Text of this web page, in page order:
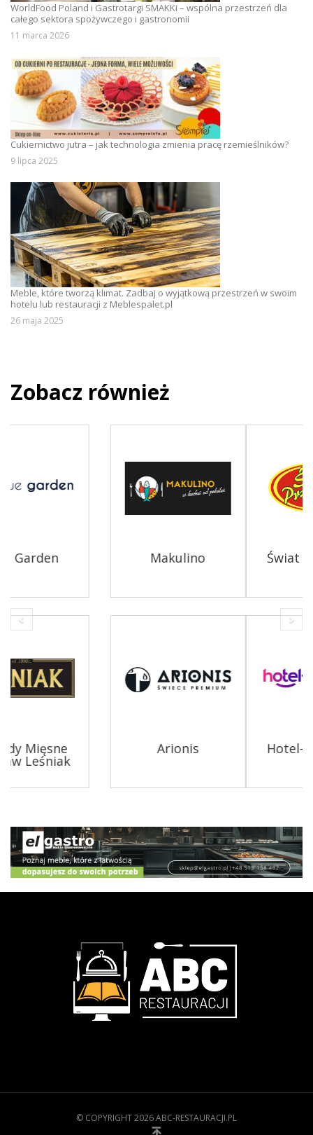
WorldFood Poland i Gastrotargi SMAKKi – wspólna przestrzeń dla
całego sektora spożywczego i gastronomii
11 marca 2026
Cukiernictwo jutra – jak technologia zmienia pracę rzemieślników?
9 lipca 2025
Meble, które tworzą klimat. Zadbaj o wyjątkową przestrzeń w swoim
hotelu lub restauracji z Meblespalet.pl
26 maja 2025
Zobacz również
Świat Przypraw Winnica Rajska
Hotel-Supply.pl
Previous
© COPYRIGHT 2026 ABC-RESTAURACJI.PL